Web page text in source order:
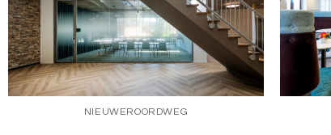
NIEUWEROORDWEG